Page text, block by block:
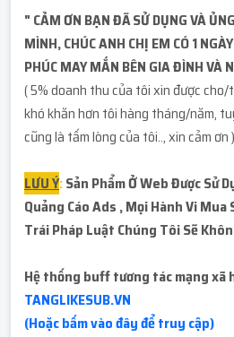
" CẢM ƠN BẠN ĐÃ SỬ DỤNG VÀ
MÌNH, CHÚC ANH CHỊ EM CÓ 1
PHÚC MAY MẮN BÊN GIA ĐÌNH VÀ
( 5% doanh thu của tôi xin được
khó khăn hơn tôi hàng tháng/năm,
cũng là tấm lòng của tôi.., xin cảm ơn )
LƯU Ý:Sản Phẩm Ở Web Được Sử
Quảng Cáo Ads , Mọi Hành Vi Mua
Trái Pháp Luật Chúng Tôi Sẽ
Hệ thống buff tương tác mạng xã
TANGLIKESUB.VN
(Hoặc bấm vào đây để truy cập)